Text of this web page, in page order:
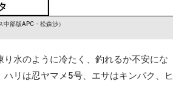
中部版APC・松森渉）
水のように冷たく、釣れるか不安にな
リは忍ヤマメ5号、エサはキンパク、ヒ